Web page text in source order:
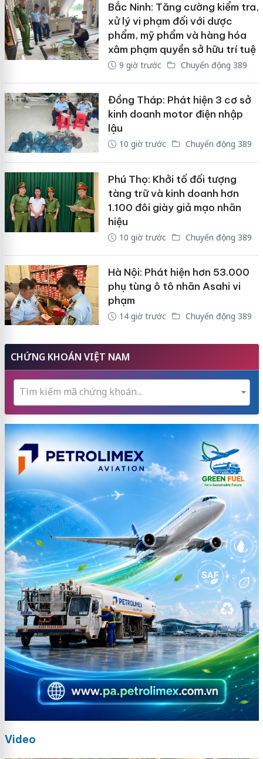
Bắc Ninh: Tăng cường kiểm tra,
xử lý vi phạm đối với dược
phẩm, mỹ phẩm và hàng hóa
xâm phạm quyền sở hữu trí tuệ
9 giờ trước Chuyển động 389
Đồng Tháp: Phát hiện 3 cơ sở
kinh doanh motor điện nhập
lậu
10 giờ trước Chuyển động 389
Phú Thọ: Khởi tố đối tượng
tàng trữ và kinh doanh hơn
1.100 đôi giày giả mạo nhãn
hiệu
10 giờ trước Chuyển động 389
Hà Nội: Phát hiện hơn 53.000
phụ tùng ô tô nhãn Asahi vi
phạm
14 giờ trước Chuyển động 389
CHỨNG KHOÁN VIỆT NAM
Tìm kiếm mã chứng khoán...
Video